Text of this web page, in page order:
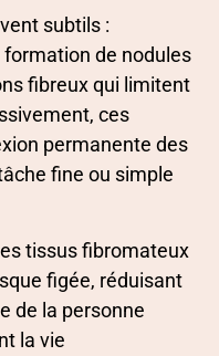
subtils :
de nodules
fibreux qui limitent
ces
permanente des
fine ou simple
tissus fibromateux
figée, réduisant
de la personne
la vie